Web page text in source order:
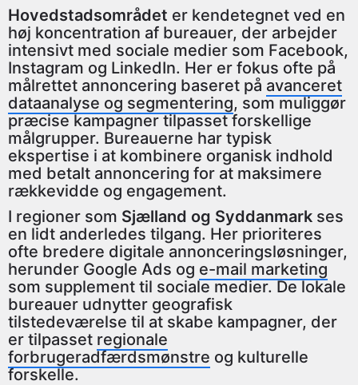
Hovedstadsområdet er kendetegnet ved en
høj koncentration af bureauer, der arbejder
intensivt med sociale medier som Facebook,
Instagram og LinkedIn. Her er fokus ofte på
målrettet annoncering baseret på avanceret
dataanalyse og segmentering, som muliggør
præcise kampagner tilpasset forskellige
målgrupper. Bureauerne har typisk
ekspertise i at kombinere organisk indhold
med betalt annoncering for at maksimere
rækkevidde og engagement.
I regioner som Sjælland og Syddanmark ses
en lidt anderledes tilgang. Her prioriteres
ofte bredere digitale annonceringsløsninger,
herunder Google Ads og e-mail marketing
som supplement til sociale medier. De lokale
bureauer udnytter geografisk
tilstedeværelse til at skabe kampagner, der
er tilpasset regionale
forbrugeradfærdsmønstre og kulturelle
forskelle.